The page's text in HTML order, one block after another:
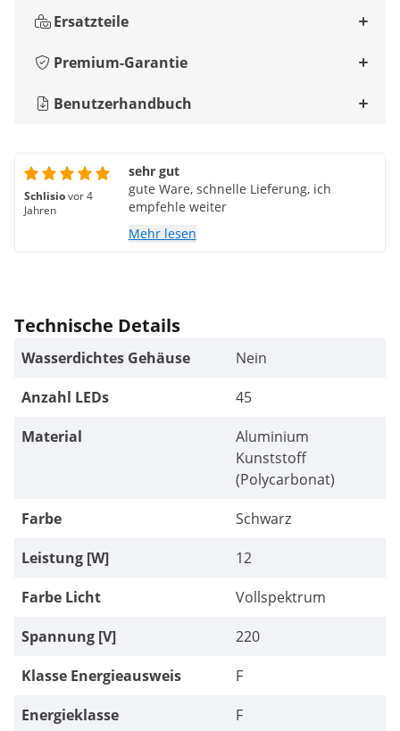
Ersatzteile
Premium-Garantie
Benutzerhandbuch
Schlisiovor 4
Jahren
sehr gut
gute Ware, schnelle Lieferung, ich
empfehle weiter
Mehr lesen
Technische Details
Wasserdichtes Gehäuse
Nein
Anzahl LEDs
45
Material
Aluminium
Kunststoff
(Polycarbonat)
Farbe
Schwarz
Leistung [W]
12
Farbe Licht
Vollspektrum
Spannung [V]
220
Klasse Energieausweis
F
Energieklasse
F